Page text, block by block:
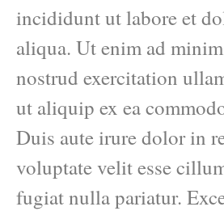
incididunt ut labore et
aliqua. Ut enim ad
nostrud exercitation
ut aliquip ex ea
Duis aute irure dolor in
voluptate velit esse
fugiat nulla pariatur.